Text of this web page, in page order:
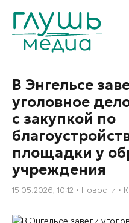
В Энгельсе
уголовное
с закупкой по
площадки у
учреждения
15.05.2026, 10:12 Новости